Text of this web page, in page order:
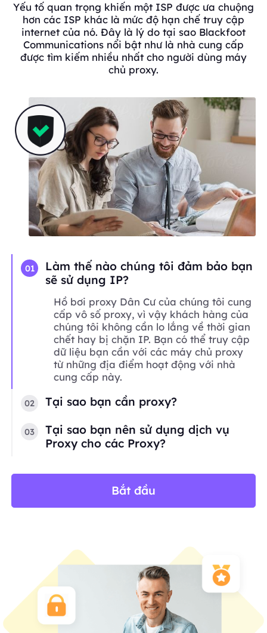
Yếu tố quan trọng khiến một ISP được ưa chuộng
hơn các ISP khác là mức độ hạn chế truy cập
internet của nó. Đây là lý do tại sao Blackfoot
Communications nổi bật như là nhà cung cấp
được tìm kiếm nhiều nhất cho người dùng máy
chủ proxy.
01
Làm thế nào chúng tôi đảm bảo bạn
sẽ sử dụng IP?
Hồ bơi proxy Dân Cư của chúng tôi cung
cấp vô số proxy, vì vậy khách hàng của
chúng tôi không cần lo lắng về thời gian
chết hay bị chặn IP. Bạn có thể truy cập
dữ liệu bạn cần với các máy chủ proxy
từ những địa điểm hoạt động với nhà
cung cấp này.
02 Tại sao bạn cần proxy?
03
Tại sao bạn nên sử dụng dịch vụ
Proxy cho các Proxy?
Bắt đầu